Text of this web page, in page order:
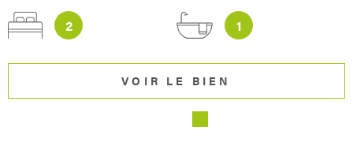
2 1
VOIR LE BIEN